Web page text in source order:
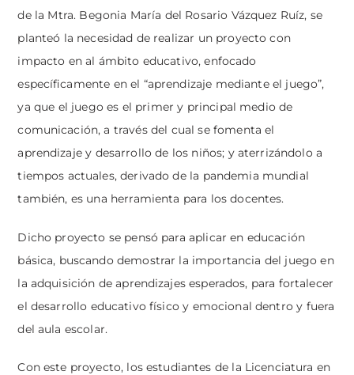
de la Mtra. Begonia María del Rosario Vázquez Ruíz, se
planteó la necesidad de realizar un proyecto con
impacto en al ámbito educativo, enfocado
específicamente en el “aprendizaje mediante el juego”,
ya que el juego es el primer y principal medio de
comunicación, a través del cual se fomenta el
aprendizaje y desarrollo de los niños; y aterrizándolo a
tiempos actuales, derivado de la pandemia mundial
también, es una herramienta para los docentes.
Dicho proyecto se pensó para aplicar en educación
básica, buscando demostrar la importancia del juego en
la adquisición de aprendizajes esperados, para fortalecer
el desarrollo educativo físico y emocional dentro y fuera
del aula escolar.
Con este proyecto, los estudiantes de la Licenciatura en